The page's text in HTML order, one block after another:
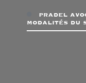
pradel
modalités du